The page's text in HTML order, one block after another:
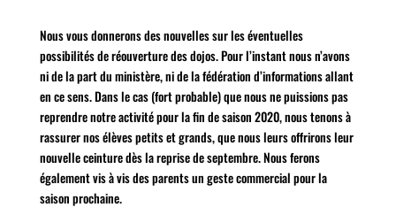
Nous vous donnerons des nouvelles sur les éventuelles
possibilités de réouverture des dojos. Pour l’instant nous n’avons
ni de la part du ministère, ni de la fédération d’informations allant
en ce sens. Dans le cas (fort probable) que nous ne puissions pas
reprendre notre activité pour la fin de saison 2020, nous tenons à
rassurer nos élèves petits et grands, que nous leurs offrirons leur
nouvelle ceinture dès la reprise de septembre. Nous ferons
également vis à vis des parents un geste commercial pour la
saison prochaine.